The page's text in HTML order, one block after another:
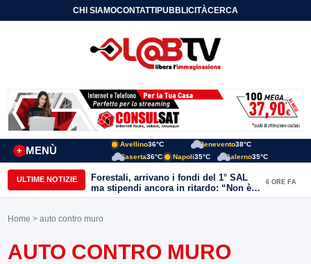
CHI SIAMOCONTATTIPUBBLICITÀCERCA
MENÙ
+
Avellino36°C Benevento38°C
Caserta36°C Napoli35°C Salerno35°C
ULTIME NOTIZIE
Forestali, arrivano i fondi del 1° SAL
ma stipendi ancora in ritardo: “Non è
più sostenibile”
6 ORE FA
Home > auto contro muro
AUTO CONTRO MURO